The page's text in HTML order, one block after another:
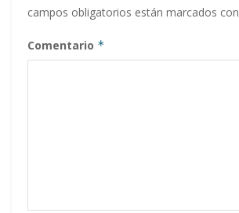
campos obligatorios están marcados con
Comentario *